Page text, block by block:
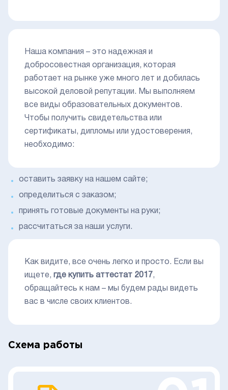
Наша компания – это надежная и
добросовестная организация, которая
работает на рынке уже много лет и добилась
высокой деловой репутации. Мы выполняем
все виды образовательных документов.
Чтобы получить свидетельства или
сертификаты, дипломы или удостоверения,
необходимо:
оставить заявку на нашем сайте;
определиться с заказом;
принять готовые документы на руки;
рассчитаться за наши услуги.
Как видите, все очень легко и просто. Если вы
ищете, где купить аттестат 2017 ,
обращайтесь к нам – мы будем рады видеть
вас в числе своих клиентов.
Схема работы